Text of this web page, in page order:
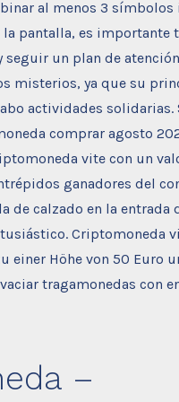
al menos 3
pantalla, es importante
un plan de
misterios, ya que su
actividades solidarias.
comprar agosto
vite con un
ganadores del
de calzado en la entrada
Criptomoneda
einer Höhe von 50 Euro
tragamonedas con
–